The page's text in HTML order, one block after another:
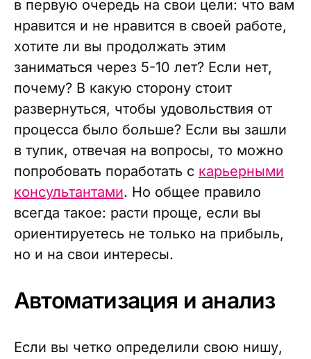
в первую очередь на свои цели: что вам
нравится и не нравится в своей работе,
хотите ли вы продолжать этим
заниматься через 5-10 лет? Если нет,
почему? В какую сторону стоит
развернуться, чтобы удовольствия от
процесса было больше? Если вы зашли
в тупик, отвечая на вопросы, то можно
попробовать поработать с карьерными
консультантами. Но общее правило
всегда такое: расти проще, если вы
ориентируетесь не только на прибыль,
но и на свои интересы.
Автоматизация и анализ
Если вы четко определили свою нишу,